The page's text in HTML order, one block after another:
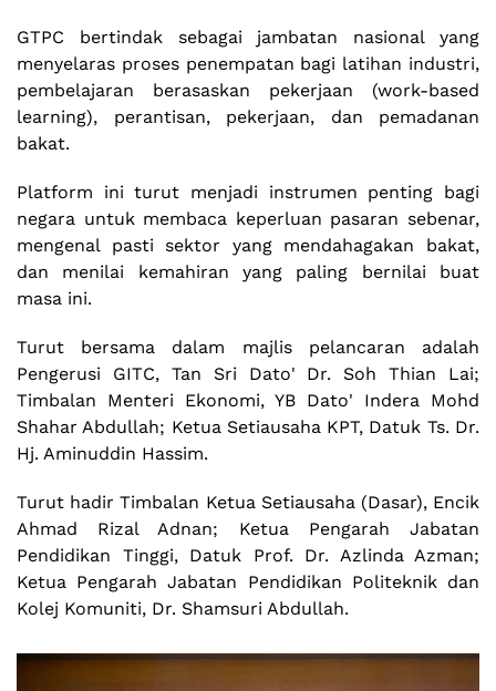
GTPC bertindak sebagai jambatan nasional yang
menyelaras proses penempatan bagi latihan industri,
pembelajaran berasaskan pekerjaan (work-based
learning), perantisan, pekerjaan, dan pemadanan
bakat.
Platform ini turut menjadi instrumen penting bagi
negara untuk membaca keperluan pasaran sebenar,
mengenal pasti sektor yang mendahagakan bakat,
dan menilai kemahiran yang paling bernilai buat
masa ini.
Turut bersama dalam majlis pelancaran adalah
Pengerusi GITC, Tan Sri Dato' Dr. Soh Thian Lai;
Timbalan Menteri Ekonomi, YB Dato' Indera Mohd
Shahar Abdullah; Ketua Setiausaha KPT, Datuk Ts. Dr.
Hj. Aminuddin Hassim.
Turut hadir Timbalan Ketua Setiausaha (Dasar), Encik
Ahmad Rizal Adnan; Ketua Pengarah Jabatan
Pendidikan Tinggi, Datuk Prof. Dr. Azlinda Azman;
Ketua Pengarah Jabatan Pendidikan Politeknik dan
Kolej Komuniti, Dr. Shamsuri Abdullah.